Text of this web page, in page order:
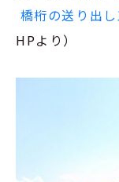
橋桁の送り出
HPより）